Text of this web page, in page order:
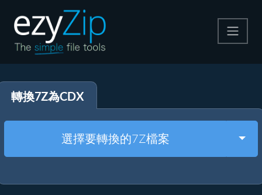
解壓縮
其他工具
轉換7Z為CDX
選擇要轉換的7Z檔案